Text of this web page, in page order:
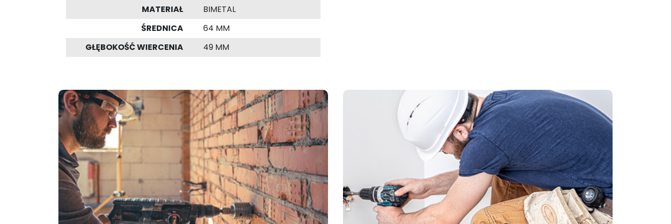
MATERIAŁ
BIMETAL
ŚREDNICA
64 MM
GŁĘBOKOŚĆ WIERCENIA
49 MM